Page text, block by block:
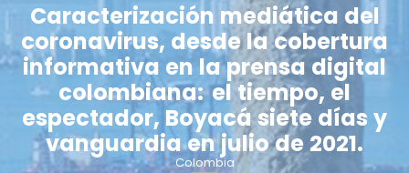
Caracterización mediática del
coronavirus, desde la cobertura
informativa en la prensa digital
colombiana: el tiempo, el
espectador, Boyacá siete días y
vanguardia en julio de 2021.
Colombia